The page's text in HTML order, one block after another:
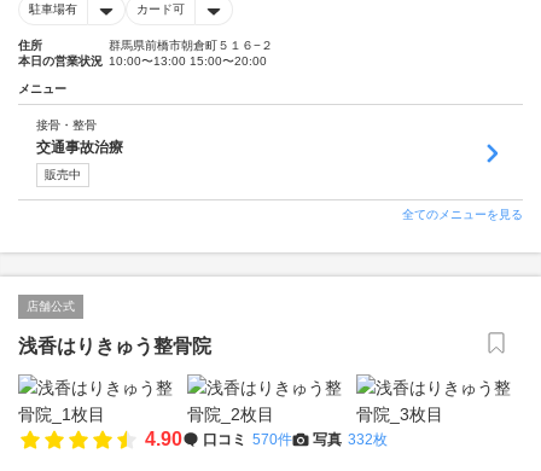
駐車場有 カード可
住所
群馬県前橋市朝倉町５１６−２
本日の営業状況 10:00〜13:00 15:00〜20:00
メニュー
接骨・整骨
交通事故治療
販売中
全てのメニューを見る
店舗公式
浅香はりきゅう整骨院
4.90 口コミ 570件 写真 332枚